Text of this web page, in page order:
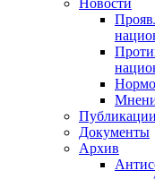
Новости
Публикации
Документы
Архив